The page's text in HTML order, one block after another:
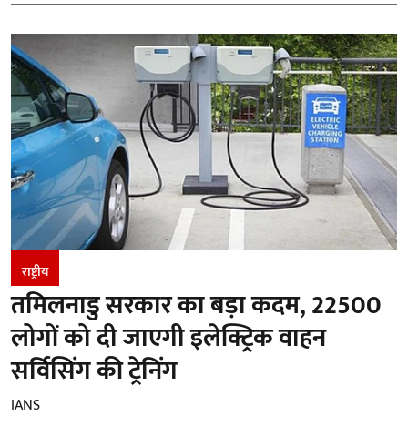
राष्ट्रीय
तमिलनाडु सरकार का बड़ा कदम, 22500
लोगों को दी जाएगी इलेक्ट्रिक वाहन
सर्विसिंग की ट्रेनिंग
IANS